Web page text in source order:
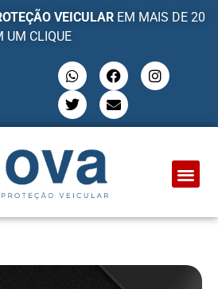
VEICULAREM MAIS DE 20
UM CLIQUE